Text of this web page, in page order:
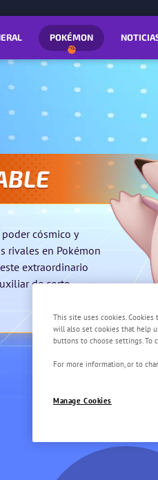
POKÉMON
cósmico y
rivales en Pokémon
extraordinario
de corto
This site uses cookies.
will also set cookies that help
buttons to choose settings. To
For more information, or to
Manage Cookies